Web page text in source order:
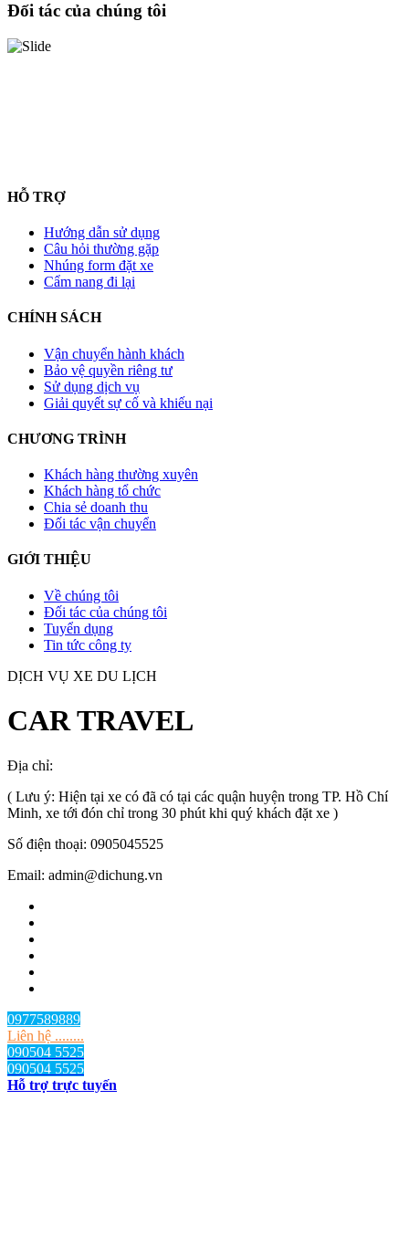
Đối tác của chúng tôi
HỖ TRỢ
Hướng dẫn sử dụng
Câu hỏi thường gặp
Nhúng form đặt xe
Cẩm nang đi lại
CHÍNH SÁCH
Vận chuyển hành khách
Bảo vệ quyền riêng tư
Sử dụng dịch vụ
Giải quyết sự cố và khiếu nại
CHƯƠNG TRÌNH
Khách hàng thường xuyên
Khách hàng tổ chức
Chia sẻ doanh thu
Đối tác vận chuyển
GIỚI THIỆU
Về chúng tôi
Đối tác của chúng tôi
Tuyển dụng
Tin tức công ty
DỊCH VỤ XE DU LỊCH
CAR TRAVEL
Địa chỉ:
( Lưu ý: Hiện tại xe có đã có tại các quận huyện trong TP. Hồ Chí
Minh, xe tới đón chỉ trong 30 phút khi quý khách đặt xe )
Số điện thoại: 0905045525
Email: admin@dichung.vn
0977589889
Liên hệ ........
090504 5525
090504 5525
Hỗ trợ trực tuyến